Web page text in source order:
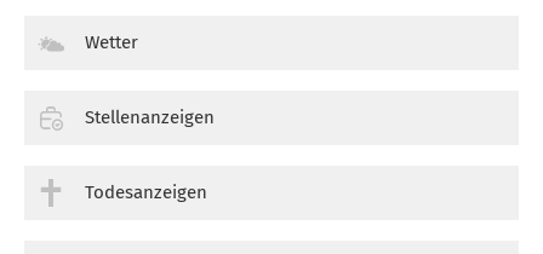
Wetter
Stellenanzeigen
Todesanzeigen